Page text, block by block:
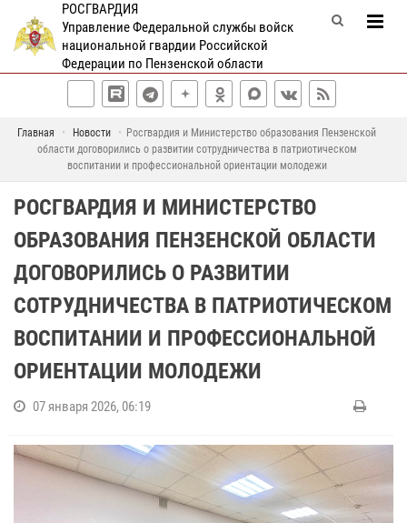
РОСГВАРДИЯ
Управление Федеральной службы войск
национальной гвардии Российской
Федерации по Пензенской области
Главная Новости
Росгвардия и Министерство образования Пензенской
области договорились о развитии сотрудничества в патриотическом
воспитании и профессиональной ориентации молодежи
РОСГВАРДИЯ И МИНИСТЕРСТВО
ОБРАЗОВАНИЯ ПЕНЗЕНСКОЙ ОБЛАСТИ
ДОГОВОРИЛИСЬ О РАЗВИТИИ
СОТРУДНИЧЕСТВА В ПАТРИОТИЧЕСКОМ
ВОСПИТАНИИ И ПРОФЕССИОНАЛЬНОЙ
ОРИЕНТАЦИИ МОЛОДЕЖИ
07 января 2026, 06:19